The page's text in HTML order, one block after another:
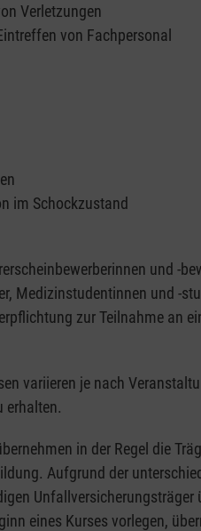
Verletzungen
von Fachpersonal
im Schockzustand
und -
Medizinstudentinnen und -
zur Teilnahme an
variieren je nach
erhalten.
in der Regel die
Aufgrund der
eines Kurses vorlegen,